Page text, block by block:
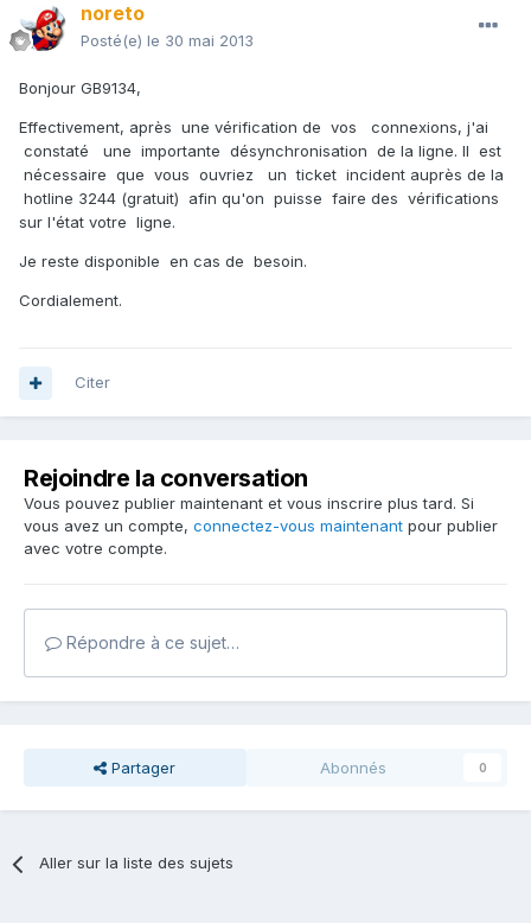
noreto
Posté(e) le 30 mai 2013
Bonjour GB9134,
Effectivement, après une vérification de vos connexions, j'ai
constaté une importante désynchronisation de la ligne. Il est
nécessaire que vous ouvriez un ticket incident auprès de la
hotline 3244 (gratuit) afin qu'on puisse faire des vérifications
sur l'état votre ligne.
Je reste disponible en cas de besoin.
Cordialement.
Citer
Rejoindre la conversation
Vous pouvez publier maintenant et vous inscrire plus tard. Si
vous avez un compte, connectez-vous maintenant pour publier
avec votre compte.
Répondre à ce sujet…
Partager Abonnés 0
Aller sur la liste des sujets